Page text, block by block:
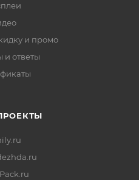
и промо
и ответы